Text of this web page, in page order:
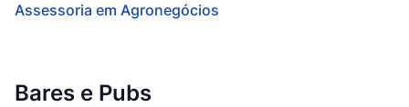
Assessoria em Agronegócios
Bares e Pubs